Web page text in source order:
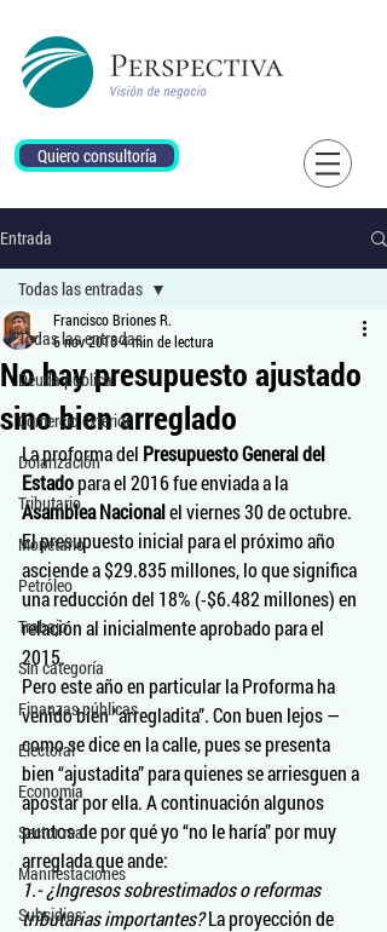
Quiero consultoría
Entrada
Todas las entradas
Deuda pública
Comercio exterior
Dolarización
Tributario
Monetario
Petróleo
Trabajo
Sin categoría
Finanzas públicas
Electoral
Economía
Sector real
Manifestaciones
Subsidios
Todas las entradas
No hay presupuesto ajustado
sino bien arreglado
Francisco Briones R.
6 nov 20154 min de lectura
La proforma del Presupuesto General del
Estado para el 2016 fue enviada a la
Asamblea Nacional el viernes 30 de octubre.
El presupuesto inicial para el próximo año
asciende a $29.835 millones, lo que significa
una reducción del 18% (-$6.482 millones) en
relación al inicialmente aprobado para el
2015.
Pero este año en particular la Proforma ha
venido bien “arregladita”. Con buen lejos —
como se dice en la calle, pues se presenta
bien “ajustadita” para quienes se arriesguen a
apostar por ella. A continuación algunos
puntos de por qué yo “no le haría” por muy
arreglada que ande:
1.- ¿Ingresos sobrestimados o reformas
tributarias importantes? La proyección de